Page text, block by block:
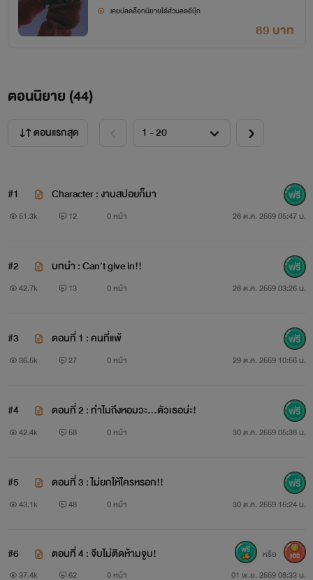
เคยปลดล็อกนิยายได้ส่วนลดอีบุ๊ก
89 บาท
ตอนนิยาย (44)
ตอนแรกสุด
#1 Character : งานสปอยก็มา
51.3k 12 0 หน้า 28 ต.ค. 2559 05:47 น.
#2 บทนำ : Can't give in!!
42.7k 13 0 หน้า 28 ต.ค. 2559 03:26 น.
#3 ตอนที่ 1 : คนที่แพ้
36.5k 27 0 หน้า 29 ต.ค. 2559 10:56 น.
#4 ตอนที่ 2 : ทำไมถึงหอมวะ...ตัวเธอน่ะ!
42.4k 58 0 หน้า 30 ต.ค. 2559 05:38 น.
#5 ตอนที่ 3 : ไม่ยกให้ใครหรอก!!
43.1k 48 0 หน้า 30 ต.ค. 2559 15:24 น.
#6 ตอนที่ 4 : จีบไม่ติดห้ามจูบ!
37.4k 62 0 หน้า 01 พ.ย. 2559 08:33 น.
หรือ 300